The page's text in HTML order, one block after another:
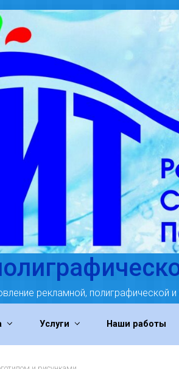
рекламной, полиграфической
Услуги Наши работы